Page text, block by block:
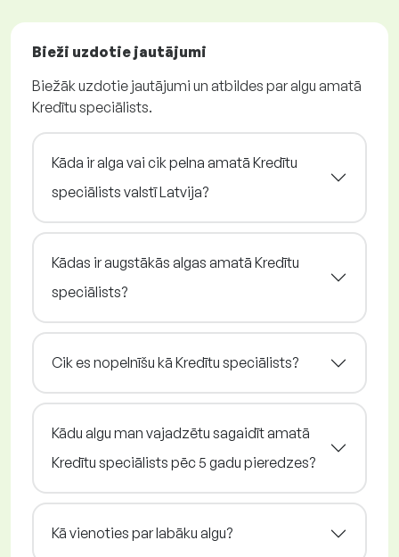
Bieži uzdotie jautājumi
Biežāk uzdotie jautājumi un atbildes par algu amatā
Kredītu speciālists.
Kāda ir alga vai cik pelna amatā Kredītu
speciālists valstī Latvija?
Kādas ir augstākās algas amatā Kredītu
speciālists?
Cik es nopelnīšu kā Kredītu speciālists?
Kādu algu man vajadzētu sagaidīt amatā
Kredītu speciālists pēc 5 gadu pieredzes?
Kā vienoties par labāku algu?